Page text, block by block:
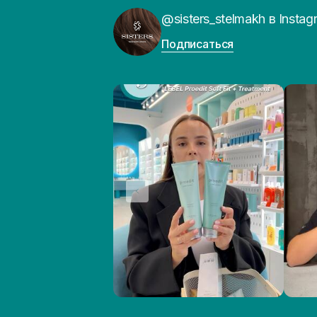
@sisters_stelmakh в
Подписаться